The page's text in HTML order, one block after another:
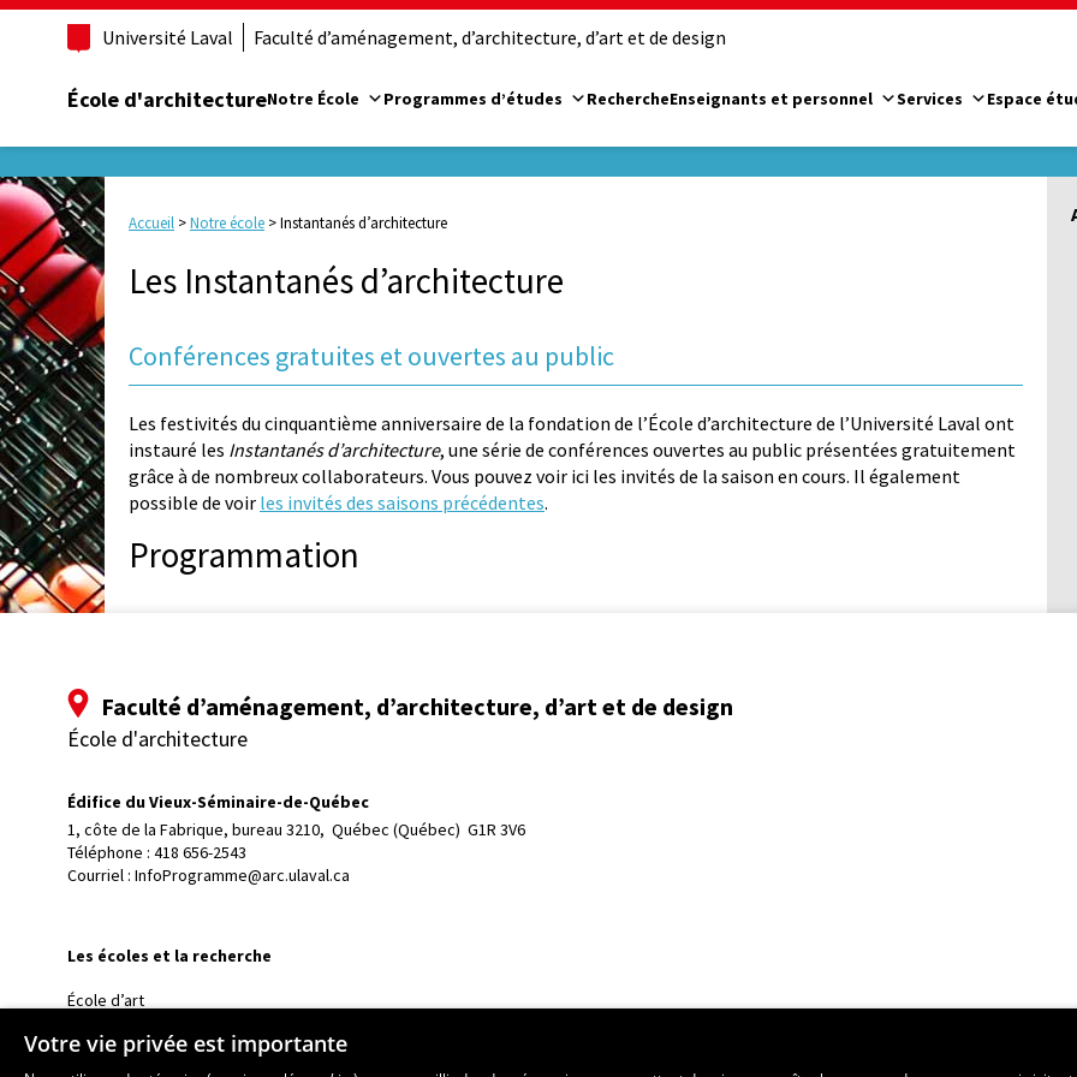
Université Laval Faculté d’aménagement, d’architecture, d’art et de design
École d'architectureNotre École Programmes d’études RechercheEnseignants et personnel Services Espace
Accueil >Notre école >Instantanés d’architecture
Les Instantanés d’architecture
Conférences gratuites et ouvertes au public
Les festivités du cinquantième anniversaire de la fondation de l’École d’architecture de l’Université Laval ont
instauré les Instantanés d’architecture, une série de conférences ouvertes au public présentées gratuitement
grâce à de nombreux collaborateurs. Vous pouvez voir ici les invités de la saison en cours. Il également
possible de voir les invités des saisons précédentes.
Programmation
Faculté d’aménagement, d’architecture, d’art et de design
École d'architecture
Édifice du Vieux-Séminaire-de-Québec
1, côte de la Fabrique, bureau 3210, Québec (Québec)  G1R 3V6
Téléphone : 418 656-2543
Courriel : InfoProgramme@arc.ulaval.ca
Les écoles et la recherche
École d’art
École de design
Votre vie privée est importante